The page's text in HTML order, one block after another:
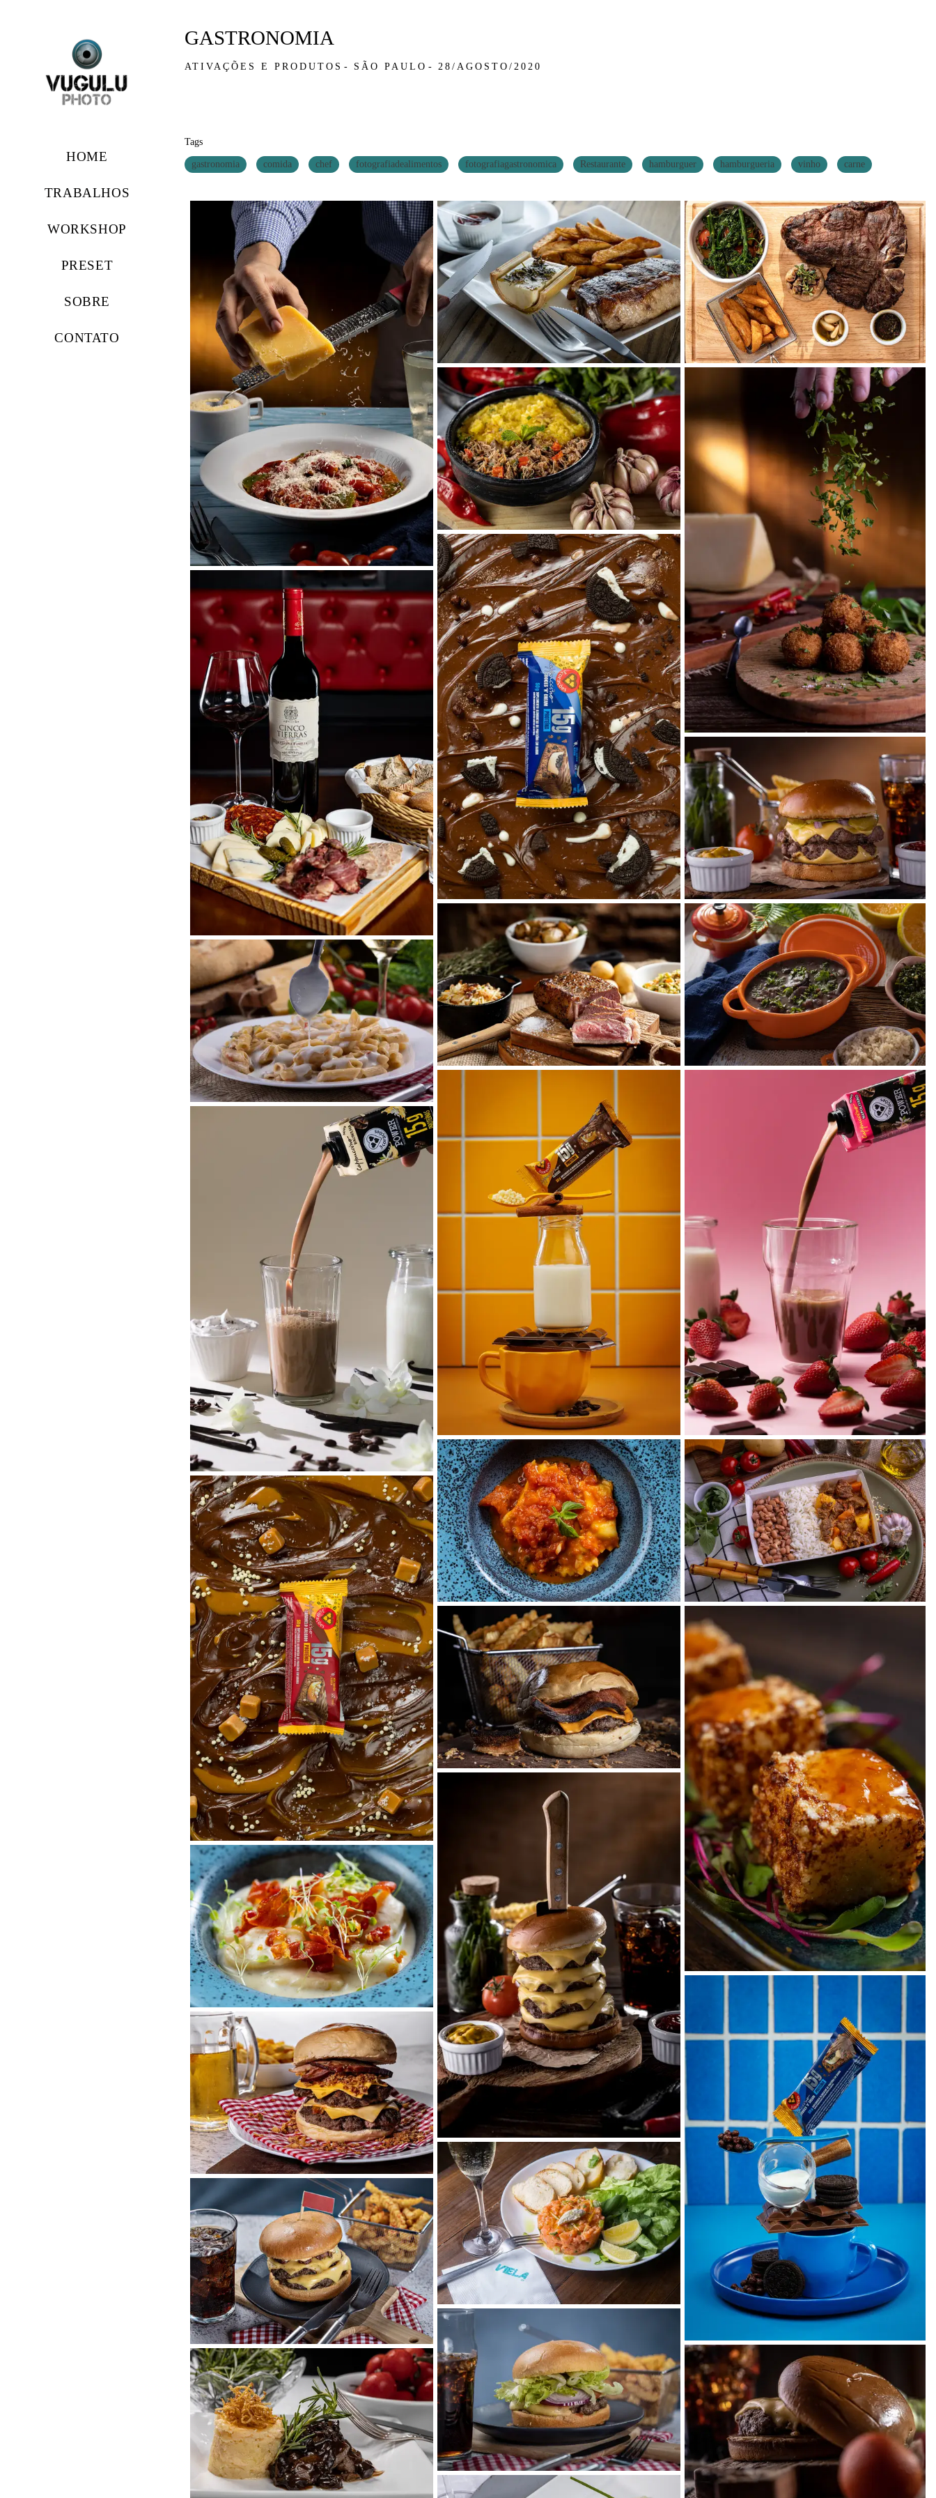
HOME
TRABALHOS
WORKSHOP
PRESET
SOBRE
CONTATO
ATIVAÇÕES E PRODUTOS SÃO PAULO 28/AGOSTO/2020
GASTRONOMIA
Tags
gastronomia comida chef fotografiadealimentos fotografiagastronomica Restaurante hamburguer hamburgueria vinho carne